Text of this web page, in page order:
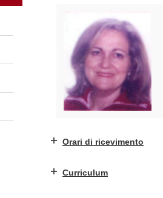
Orari di ricevimento
Curriculum